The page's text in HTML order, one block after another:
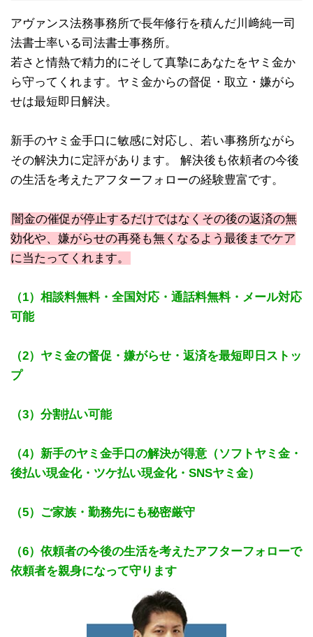
アヴァンス法務事務所で長年修行を積んだ川﨑純一司
法書士率いる司法書士事務所。
若さと情熱で精力的にそして真摯にあなたをヤミ金か
ら守ってくれます。ヤミ金からの督促・取立・嫌がら
せは最短即日解決。
新手のヤミ金手口に敏感に対応し、若い事務所ながら
その解決力に定評があります。 解決後も依頼者の今後
の生活を考えたアフターフォローの経験豊富です。
闇金の催促が停止するだけではなくその後の返済の無
効化や、嫌がらせの再発も無くなるよう最後までケア
に当たってくれます。
（1）相談料無料・全国対応・通話料無料・メール対応
可能
（2）ヤミ金の督促・嫌がらせ・返済を最短即日ストッ
プ
（3）分割払い可能
（4）新手のヤミ金手口の解決が得意（ソフトヤミ金・
後払い現金化・ツケ払い現金化・SNSヤミ金）
（5）ご家族・勤務先にも秘密厳守
（6）依頼者の今後の生活を考えたアフターフォローで
依頼者を親身になって守ります